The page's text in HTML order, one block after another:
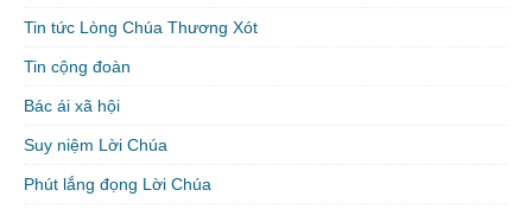
Tin tức Lòng Chúa Thương Xót
Tin cộng đoàn
Bác ái xã hội
Suy niệm Lời Chúa
Phút lắng đọng Lời Chúa